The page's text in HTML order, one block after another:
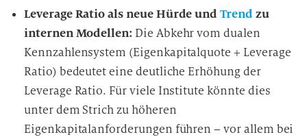
Leverage Ratio als neue Hürde undTrend zu
internen Modellen: Die Abkehr vom dualen
Kennzahlensystem (Eigenkapitalquote + Leverage
Ratio) bedeutet eine deutliche Erhöhung der
Leverage Ratio. Für viele Institute könnte dies
unter dem Strich zu höheren
Eigenkapitalanforderungen führen – vor allem bei